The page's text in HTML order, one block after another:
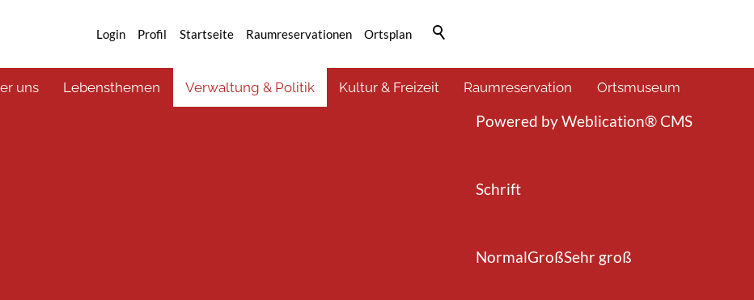
Powered by Weblication® CMS
Schrift
NormalGroßSehr groß
Profil Startseite Raumreservationen Ortsplan
Login
uns Lebensthemen Verwaltung & Politik Kultur & Freizeit Raumreservation Ortsmuseum